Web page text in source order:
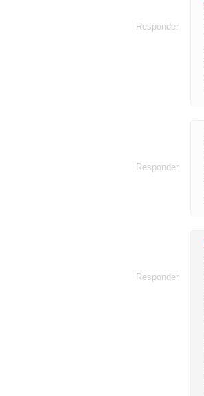
Responder
Responder
Responder